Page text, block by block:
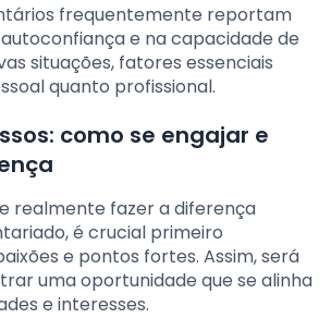
frequentemente reportam
e na capacidade de
situações, fatores essenciais
quanto profissional.
como se engajar e
realmente fazer a diferença
é crucial primeiro
e pontos fortes. Assim, será
uma oportunidade que se alinha
e interesses.